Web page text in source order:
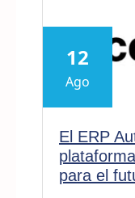
12
Ago
El ERP
para el